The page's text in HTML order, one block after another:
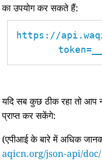
का उपयोग कर सकते हैं:
https://
यदि सब कुछ ठीक रहा तो आप
प्राप्त कर सकेंगे:
(एपीआई के बारे में अधिक
aqicn.org/json-api/doc/